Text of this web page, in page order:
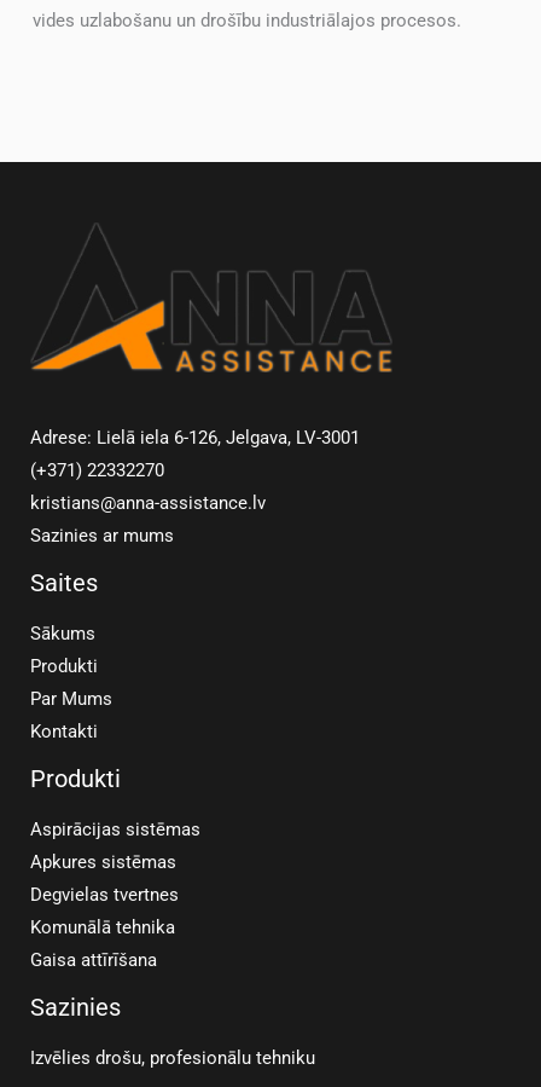
vides uzlabošanu un drošību industriālajos procesos.
Adrese: Lielā iela 6-126, Jelgava, LV-3001
(+371) 22332270
kristians@anna-assistance.lv
Sazinies ar mums
Saites
Sākums
Produkti
Par Mums
Kontakti
Produkti
Aspirācijas sistēmas
Apkures sistēmas
Degvielas tvertnes
Komunālā tehnika
Gaisa attīrīšana
Sazinies
Izvēlies drošu, profesionālu tehniku